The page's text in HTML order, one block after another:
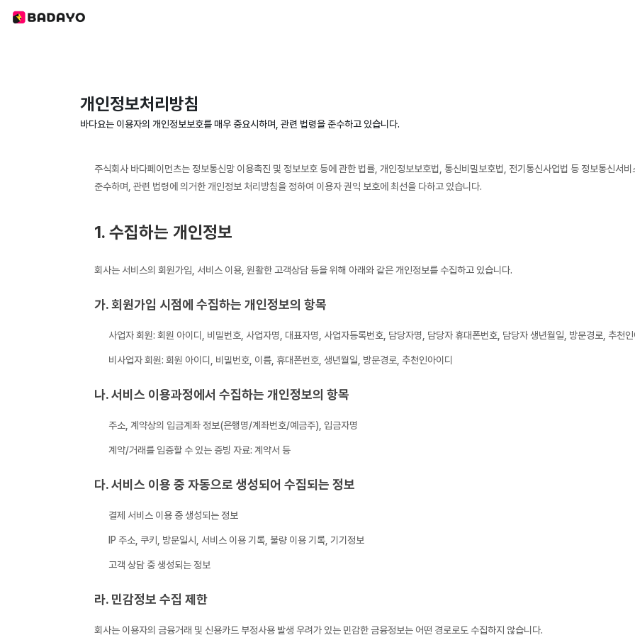
개인정보처리방침
바다요는 이용자의 개인정보보호를 매우 중요시하며, 관련 법령을 준수하고 있습니다.
주식회사 바다페이먼츠는 정보통신망 이용촉진 및 정보보호 등에 관한 법률, 개인정보보호법, 통신비밀보호법, 전기통신사업법 등 정보통신서
준수하며, 관련 법령에 의거한 개인정보 처리방침을 정하여 이용자 권익 보호에 최선을 다하고 있습니다.
1. 수집하는 개인정보
회사는 서비스의 회원가입, 서비스 이용, 원활한 고객상담 등을 위해 아래와 같은 개인정보를 수집하고 있습니다.
가. 회원가입 시점에 수집하는 개인정보의 항목
사업자 회원: 회원 아이디, 비밀번호, 사업자명, 대표자명, 사업자등록번호, 담당자명, 담당자 휴대폰번호, 담당자 생년월일, 방문경로, 추천
비사업자 회원: 회원 아이디, 비밀번호, 이름, 휴대폰번호, 생년월일, 방문경로, 추천인아이디
나. 서비스 이용과정에서 수집하는 개인정보의 항목
주소, 계약상의 입금계좌 정보(은행명/계좌번호/예금주), 입금자명
계약/거래를 입증할 수 있는 증빙 자료: 계약서 등
다. 서비스 이용 중 자동으로 생성되어 수집되는 정보
결제 서비스 이용 중 생성되는 정보
IP 주소, 쿠키, 방문일시, 서비스 이용 기록, 불량 이용 기록, 기기정보
고객 상담 중 생성되는 정보
라. 민감정보 수집 제한
회사는 이용자의 금융거래 및 신용카드 부정사용 발생 우려가 있는 민감한 금융정보는 어떤 경로로도 수집하지 않습니다.